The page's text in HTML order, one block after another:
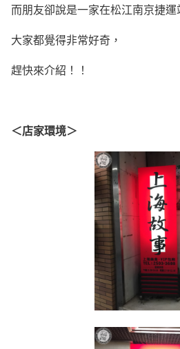
而朋友卻說是一家在松江南京捷運
大家都覺得非常好奇，
趕快來介紹！！
＜店家環境＞